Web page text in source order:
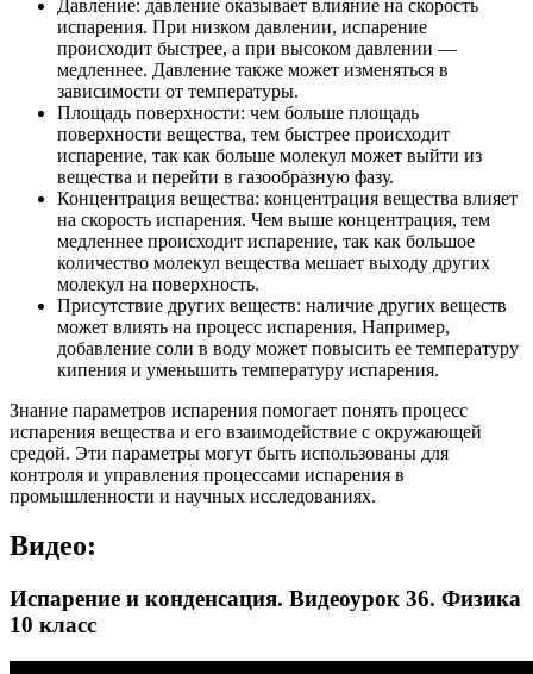
Давление: давление оказывает влияние на скорость
испарения. При низком давлении, испарение
происходит быстрее, а при высоком давлении —
медленнее. Давление также может изменяться в
зависимости от температуры.
Площадь поверхности: чем больше площадь
поверхности вещества, тем быстрее происходит
испарение, так как больше молекул может выйти из
вещества и перейти в газообразную фазу.
Концентрация вещества: концентрация вещества влияет
на скорость испарения. Чем выше концентрация, тем
медленнее происходит испарение, так как большое
количество молекул вещества мешает выходу других
молекул на поверхность.
Присутствие других веществ: наличие других веществ
может влиять на процесс испарения. Например,
добавление соли в воду может повысить ее температуру
кипения и уменьшить температуру испарения.
Знание параметров испарения помогает понять процесс
испарения вещества и его взаимодействие с окружающей
средой. Эти параметры могут быть использованы для
контроля и управления процессами испарения в
промышленности и научных исследованиях.
Видео:
Испарение и конденсация. Видеоурок 36. Физика
10 класс